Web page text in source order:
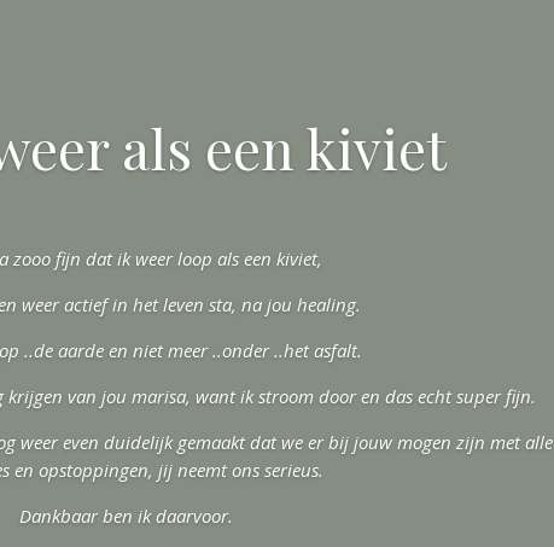
als een kiviet
zooo fijn dat ik weer loop als een kiviet,
weer actief in het leven sta, na jou healing.
..de aarde en niet meer ..onder ..het asfalt.
van jou marisa, want ik stroom door en das echt super fijn.
weer even duidelijk gemaakt dat we er bij jouw mogen zijn met alle
en opstoppingen, jij neemt ons serieus.
Dankbaar ben ik daarvoor.